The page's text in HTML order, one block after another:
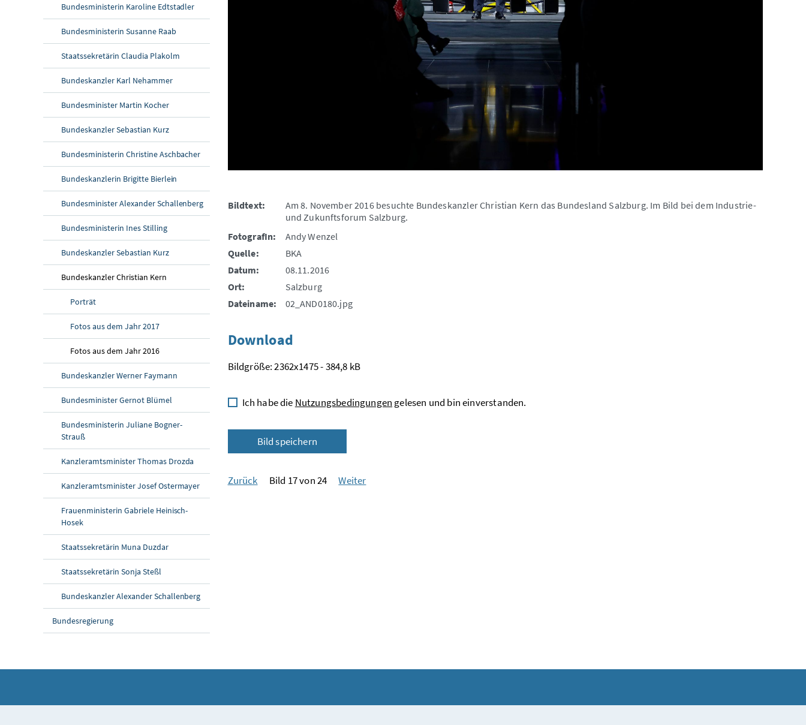
Bundesministerin Karoline Edtstadler
Bundesministerin Susanne Raab
Staatssekretärin Claudia Plakolm
Bundeskanzler Karl Nehammer
Bundesminister Martin Kocher
Bundeskanzler Sebastian Kurz
Bundesministerin Christine Aschbacher
Bundeskanzlerin Brigitte Bierlein
Bundesminister Alexander Schallenberg
Bundesministerin Ines Stilling
Bundeskanzler Sebastian Kurz
Bundeskanzler Christian Kern
Porträt
Fotos aus dem Jahr 2017
Fotos aus dem Jahr 2016
Bundeskanzler Werner Faymann
Bundesminister Gernot Blümel
Bundesministerin Juliane Bogner-
Strauß
Kanzleramtsminister Thomas Drozda
Kanzleramtsminister Josef Ostermayer
Frauenministerin Gabriele Heinisch-
Hosek
Staatssekretärin Muna Duzdar
Staatssekretärin Sonja Steßl
Bundeskanzler Alexander Schallenberg
Bundesregierung
Bildtext:
Am 8. November 2016 besuchte Bundeskanzler Christian Kern das Bundesland Salzburg. Im Bild bei dem Industrie-
und Zukunftsforum Salzburg.
FotografIn:
Andy Wenzel
Quelle:
BKA
Datum:
08.11.2016
Ort:
Salzburg
Dateiname:
02_AND0180.jpg
Download
Bildgröße: 2362x1475 - 384,8 kB
Ich habe die Nutzungsbedingungen gelesen und bin einverstanden.
Bild speichern
Zurück Bild 17 von 24 Weiter